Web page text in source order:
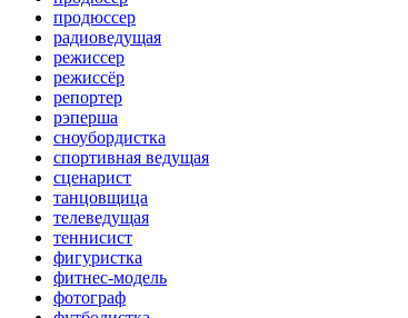
продюссер
радиоведущая
режиссер
режиссёр
репортер
рэперша
сноубордистка
спортивная ведущая
сценарист
танцовщица
телеведущая
теннисист
фигуристка
фитнес-модель
фотограф